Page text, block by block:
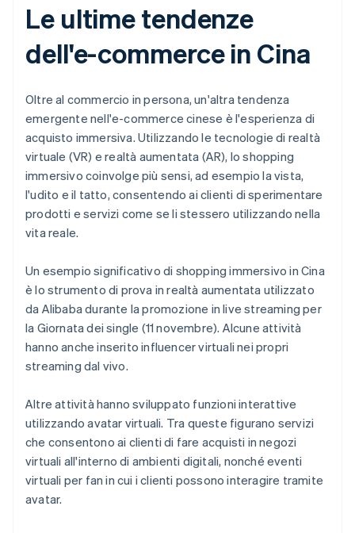
Le ultime tendenze
dell'e-commerce in Cina
Oltre al commercio in persona, un'altra tendenza
emergente nell'e-commerce cinese è l'esperienza di
acquisto immersiva. Utilizzando le tecnologie di realtà
virtuale (VR) e realtà aumentata (AR), lo shopping
immersivo coinvolge più sensi, ad esempio la vista,
l'udito e il tatto, consentendo ai clienti di sperimentare
prodotti e servizi come se li stessero utilizzando nella
vita reale.
Un esempio significativo di shopping immersivo in Cina
è lo strumento di prova in realtà aumentata utilizzato
da Alibaba durante la promozione in live streaming per
la Giornata dei single (11 novembre). Alcune attività
hanno anche inserito influencer virtuali nei propri
streaming dal vivo.
Altre attività hanno sviluppato funzioni interattive
utilizzando avatar virtuali. Tra queste figurano servizi
che consentono ai clienti di fare acquisti in negozi
virtuali all'interno di ambienti digitali, nonché eventi
virtuali per fan in cui i clienti possono interagire tramite
avatar.